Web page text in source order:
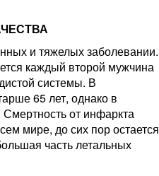
и тяжелых заболевании.
каждый второй мужчина
системы. В
65 лет, однако в
от инфаркта
мире, до сих пор остается
часть летальных